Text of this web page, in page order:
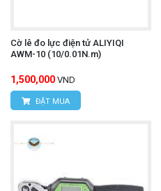
Cờ lê đo lực điện tử ALIYIQI
AWM-10 (10/0.01N.m)
1,500,000 VND
ĐẶT MUA